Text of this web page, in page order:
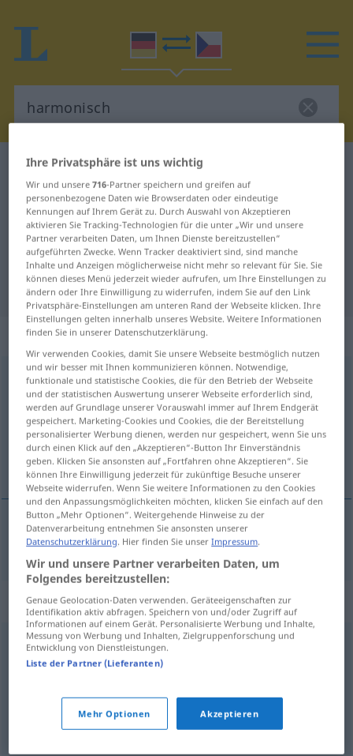
Deutsch-Tschechisch Wörterbuch
Deutsch-Tschechisch Übersetzung
für "harmonisch"
"harmonisch" Tschechisch
Übersetzung
„harmonisch“
harmonisch
Übersicht aller Übersetzungen
(Für mehr Details die Übersetzung anklicken/antippen)
harmonický
harmonickýa. FIG harmonisch MUS
Synonyme für "harmonisch"
einträchtig, friedlich
ausgeglichen,ausgewogen quitt
geschmackvoll
Ihre Privatsphäre ist uns wichtig
Wir und unsere716-Partner speichern und greifen auf
personenbezogene Daten wie Browserdaten oder eindeutige
Kennungen auf Ihrem Gerät zu. Durch Auswahl von Akzeptieren
aktivieren Sie Tracking-Technologien für die unter „Wir und unsere
Partner verarbeiten Daten, um Ihnen Dienste bereitzustellen“
aufgeführten Zwecke. Wenn Tracker deaktiviert sind, sind manche
Inhalte und Anzeigen möglicherweise nicht mehr so relevant für Sie. Sie
können dieses Menü jederzeit wieder aufrufen, um Ihre Einstellungen zu
ändern oder Ihre Einwilligung zu widerrufen, indem Sie auf den Link
Privatsphäre-Einstellungen am unteren Rand der Webseite klicken. Ihre
Einstellungen gelten innerhalb unseres Website. Weitere Informationen
finden Sie in unserer Datenschutzerklärung.
Wir verwenden Cookies, damit Sie unsere Webseite bestmöglich nutzen
und wir besser mit Ihnen kommunizieren können. Notwendige,
funktionale und statistische Cookies, die für den Betrieb der Webseite
und der statistischen Auswertung unserer Webseite erforderlich sind,
werden auf Grundlage unserer Vorauswahl immer auf Ihrem Endgerät
gespeichert. Marketing-Cookies und Cookies, die der Bereitstellung
personalisierter Werbung dienen, werden nur gespeichert, wenn Sie uns
durch einen Klick auf den „Akzeptieren“-Button Ihr Einverständnis
geben. Klicken Sie ansonsten auf „Fortfahren ohne Akzeptieren“. Sie
können Ihre Einwilligung jederzeit für zukünftige Besuche unserer
Webseite widerrufen. Wenn Sie weitere Informationen zu den Cookies
und den Anpassungsmöglichkeiten möchten, klicken Sie einfach auf den
Button „Mehr Optionen“. Weitergehende Hinweise zu der
Datenverarbeitung entnehmen Sie ansonsten unserer
Datenschutzerklärung. Hier finden Sie unserImpressum.
Wir und unsere Partner verarbeiten Daten, um
Folgendes bereitzustellen:
Genaue Geolocation-Daten verwenden. Geräteeigenschaften zur
Identifikation aktiv abfragen. Speichern von und/oder Zugriff auf
Informationen auf einem Gerät. Personalisierte Werbung und Inhalte,
Messung von Werbung und Inhalten, Zielgruppenforschung und
Entwicklung von Dienstleistungen.
Liste der Partner (Lieferanten)
Mehr Optionen Akzeptieren